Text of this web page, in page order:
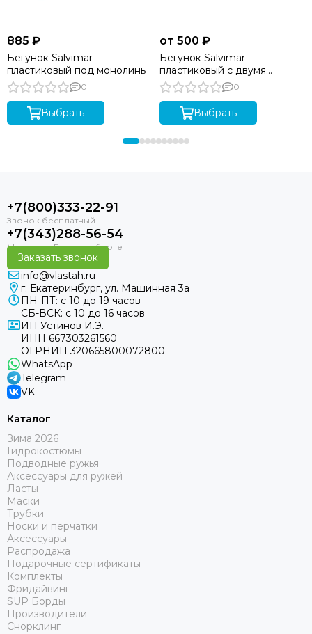
885 ₽
Бегунок Salvimar
пластиковый под монолинь
0
Выбрать
от 500 ₽
Бегунок Salvimar
пластиковый с двумя
ушками
0
Выбрать
+7(800)333-22-91
+7(343)288-56-54
Заказать звонок
info@vlastah.ru
г. Екатеринбург, ул. Машинная 3а
ПН-ПТ: с 10 до 19 часов
СБ-ВСК: с 10 до 16 часов
ИП Устинов И.Э.
ИНН 667303261560
ОГРНИП 320665800072800
WhatsApp
Telegram
VK
Каталог
Зима 2026
Гидрокостюмы
Подводные ружья
Аксессуары для ружей
Ласты
Маски
Трубки
Носки и перчатки
Аксессуары
Распродажа
Подарочные сертификаты
Комплекты
Фридайвинг
SUP Борды
Производители
Снорклинг